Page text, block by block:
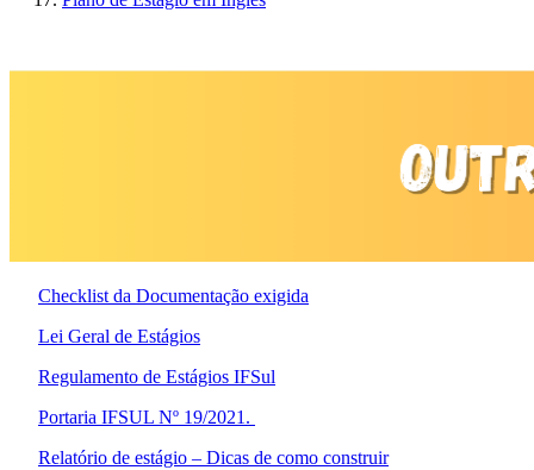
Checklist da Documentação exigida
Lei Geral de Estágios
Regulamento de Estágios IFSul
Portaria IFSUL Nº 19/2021.
Relatório de estágio – Dicas de como construir